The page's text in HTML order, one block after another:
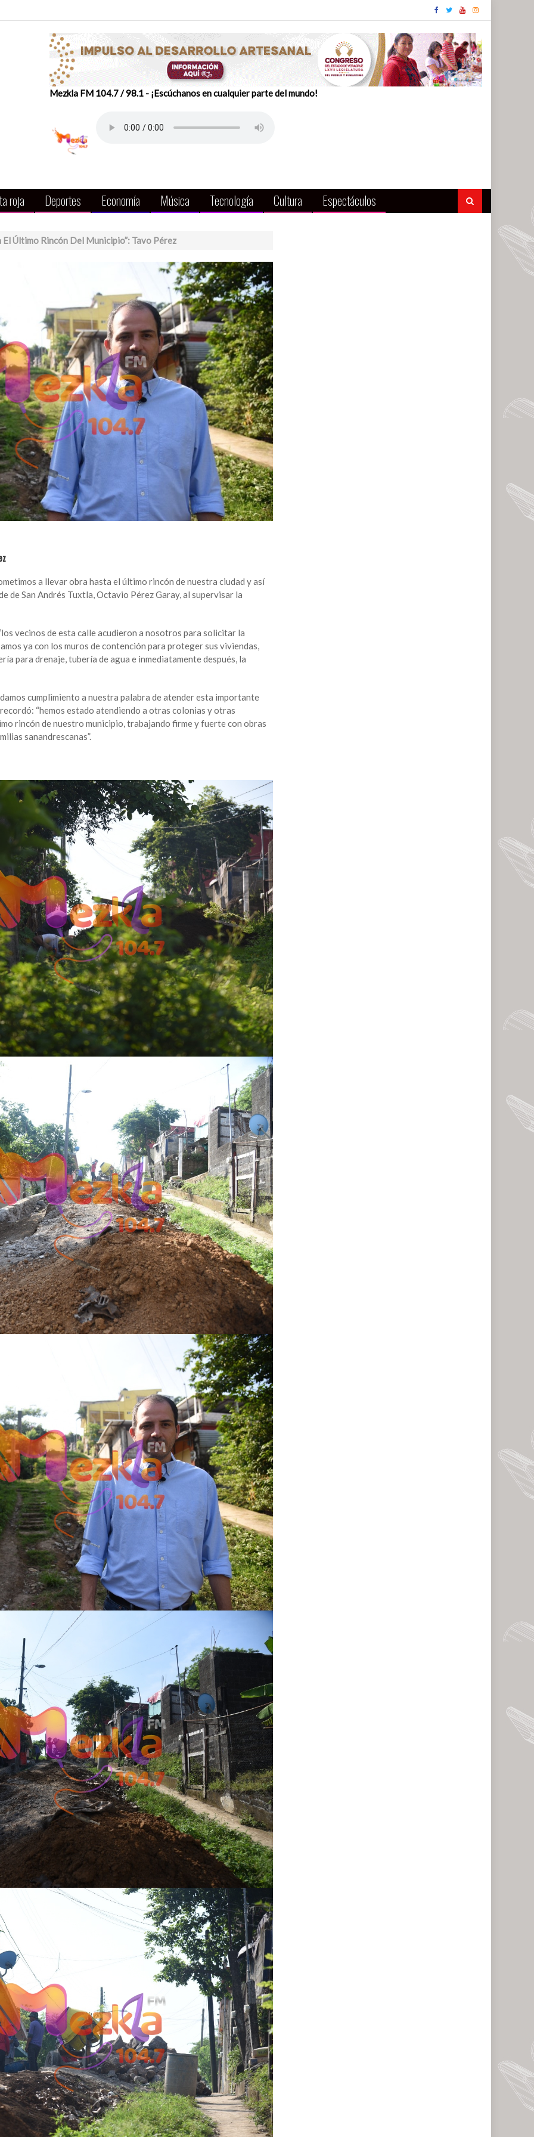
Mezkla FM 104.7 / 98.1 - ¡Escúchanos en cualquier parte del mundo!
roja Deportes Economía Música Tecnología Cultura Espectáculos
El Último Rincón Del Municipio”: Tavo Pérez
a llevar obra hasta el último rincón de nuestra ciudad y así
de San Andrés Tuxtla, Octavio Pérez Garay, al supervisar la
vecinos de esta calle acudieron a nosotros para solicitar la
ya con los muros de contención para proteger sus viviendas,
para drenaje, tubería de agua e inmediatamente después, la
cumplimiento a nuestra palabra de atender esta importante
“hemos estado atendiendo a otras colonias y otras
rincón de nuestro municipio, trabajando firme y fuerte con obras
sanandrescanas”.